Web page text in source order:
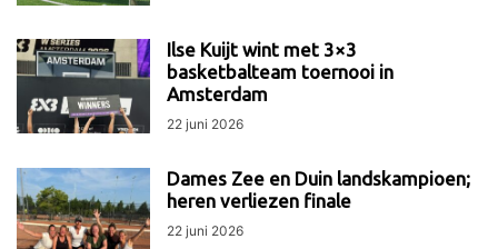
Ilse Kuijt wint met 3×3
basketbalteam toernooi in
Amsterdam
22 juni 2026
Dames Zee en Duin landskampioen;
heren verliezen finale
22 juni 2026